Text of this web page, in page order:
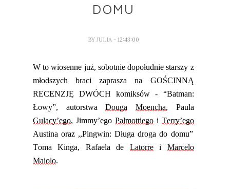
DOMU
BY JULIA - 12:43:00
W to wiosenne już, sobotnie dopołudnie starszy z
młodszych braci zaprasza na GOŚCINNĄ
RECENZJĘ DWÓCH komiksów - “Batman:
Łowy”, autorstwaDouga Moencha, Paula
Gulacy’ego, Jimmy’ego Palmottiegoi Terry’ego
Austina oraz ,,Pingwin: Długa droga do domu”
Toma Kinga, Rafaela de Latorrei Marcelo
Maiolo.